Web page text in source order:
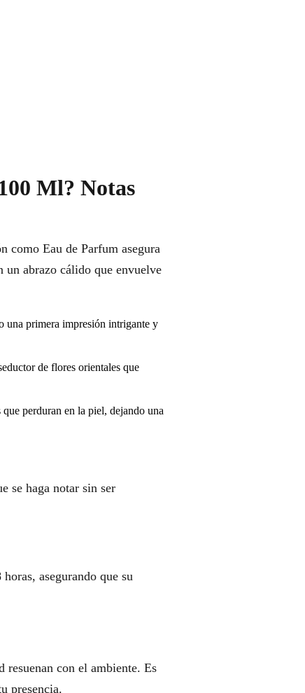
Ml? Notas
como Eau de Parfum asegura
un abrazo cálido que envuelve
una primera impresión intrigante y
de flores orientales que
perduran en la piel, dejando una
se haga notar sin ser
asegurando que su
resuenan con el ambiente. Es
presencia.